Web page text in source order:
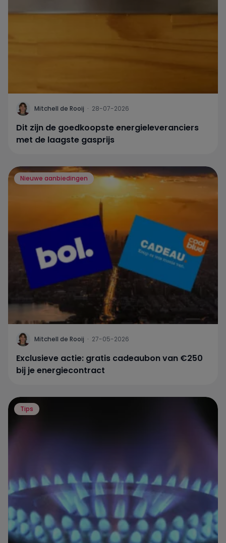
Mitchell de Rooij · 28-07-2026
Dit zijn de goedkoopste energieleveranciers
met de laagste gasprijs
Nieuwe aanbiedingen
Mitchell de Rooij · 27-05-2026
Exclusieve actie: gratis cadeaubon van €250
bij je energiecontract
Tips